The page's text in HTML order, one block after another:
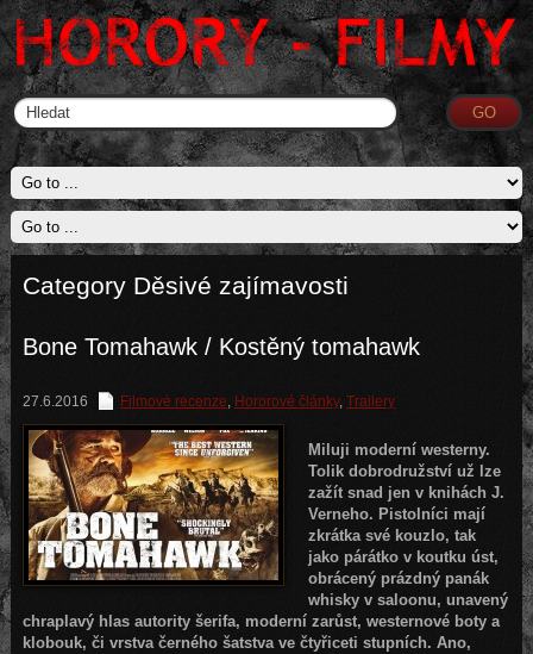
Category Děsivé zajímavosti
Bone Tomahawk / Kostěný tomahawk
27.6.2016 Filmové recenze, Hororové články, Trailery
Miluji moderní westerny.
Tolik dobrodružství už lze
zažít snad jen v knihách J.
Verneho. Pistolníci mají
zkrátka své kouzlo, tak
jako párátko v koutku úst,
obrácený prázdný panák
whisky v saloonu, unavený
chraplavý hlas autority šerifa, moderní zarůst, westernové boty a
klobouk, či vrstva černého šatstva ve čtyřiceti stupních. Ano,